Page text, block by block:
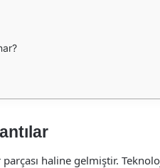
haline gelmiştir.